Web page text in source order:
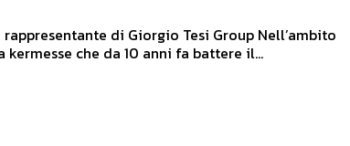
kermesse che da 10 anni fa battere il...